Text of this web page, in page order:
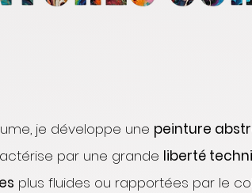
je développe une peinture
par une grande liberté
plus fluides ou rapportées par le